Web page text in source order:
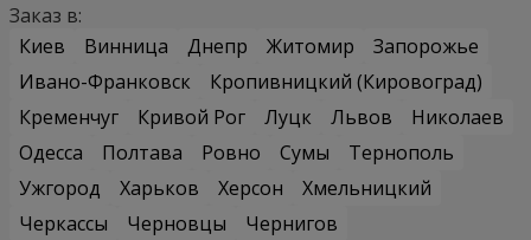
Заказ в:
Киев
Винница Днепр Житомир
Запорожье
Ивано-Франковск
Кропивницкий (Кировоград)
Кременчуг
Кривой Рог Луцк Львов
Николаев
Одесса
Полтава Ровно Сумы
Тернополь
Ужгород
Харьков Херсон
Хмельницкий
Черкассы
Черновцы
Чернигов